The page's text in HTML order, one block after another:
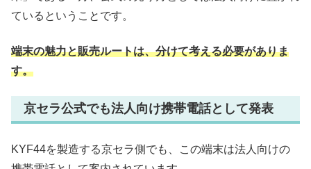
ているということです。
端末の魅力と販売ルートは、分けて考える必要がありま
す。
京セラ公式でも法人向け携帯電話として発表
KYF44を製造する京セラ側でも、この端末は法人向けの